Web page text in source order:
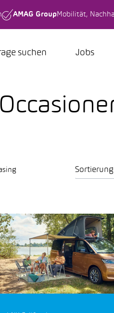
AMAG Group Mobilität,
suchen Jobs
Sortierung